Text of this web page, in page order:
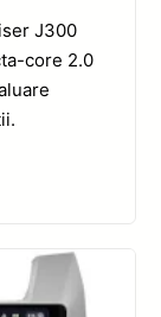
J300
core 2.0